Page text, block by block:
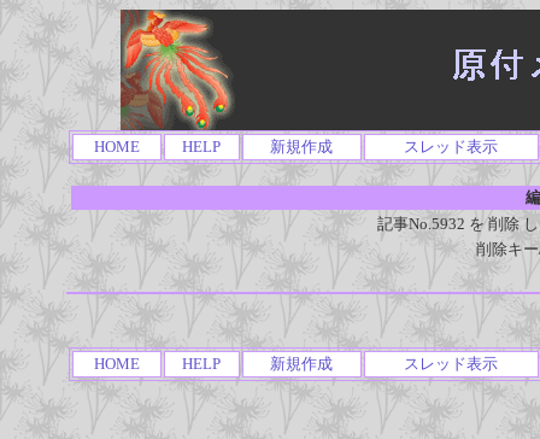
HOME HELP 新規作成 スレッド表示
記事No.5932 を 削除
削除キ
HOME HELP 新規作成 スレッド表示